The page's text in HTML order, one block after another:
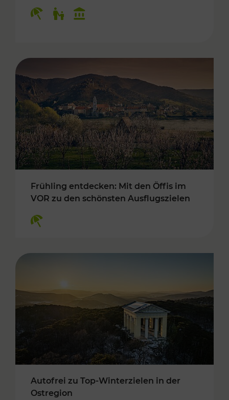
Frühling entdecken: Mit den Öffis im
VOR zu den schönsten Ausflugszielen
Autofrei zu Top-Winterzielen in der
Ostregion